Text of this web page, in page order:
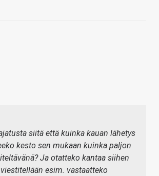
siitä että kuinka kauan lähetys
kesto sen mukaan kuinka paljon
Ja otatteko kantaa siihen
esim. vastaatteko